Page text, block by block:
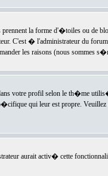
la forme d'�toiles ou de
C'est � l'administrateur du
les raisons (nous sommes
votre profil selon le th�me
qui leur est propre.
aurait activ� cette